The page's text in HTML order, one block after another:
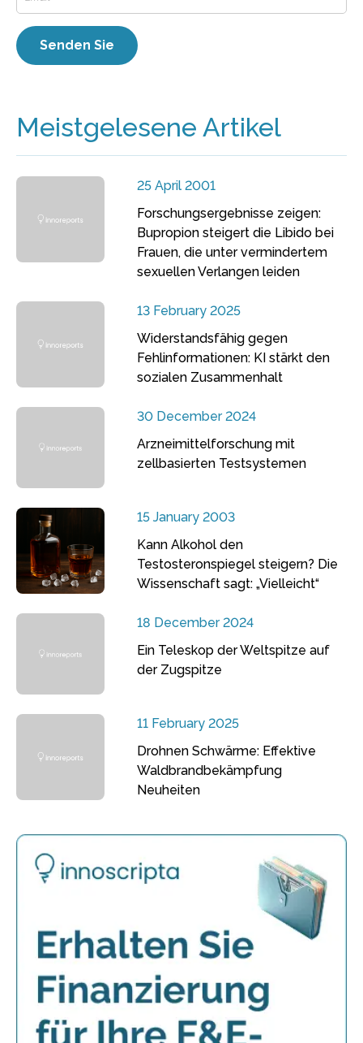
Meistgelesene Artikel
25 April 2001
Forschungsergebnisse zeigen:
Bupropion steigert die Libido bei
Frauen, die unter vermindertem
sexuellen Verlangen leiden
13 February 2025
Widerstandsfähig gegen
Fehlinformationen: KI stärkt den
sozialen Zusammenhalt
30 December 2024
Arzneimittelforschung mit
zellbasierten Testsystemen
15 January 2003
Kann Alkohol den
Testosteronspiegel steigern? Die
Wissenschaft sagt: „Vielleicht“
18 December 2024
Ein Teleskop der Weltspitze auf
der Zugspitze
11 February 2025
Drohnen Schwärme: Effektive
Waldbrandbekämpfung
Neuheiten